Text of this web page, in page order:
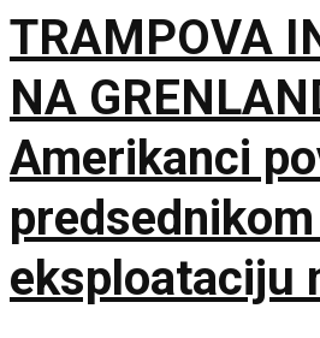
TRAMPOVA
NA
Amerikanci
eksploataciju